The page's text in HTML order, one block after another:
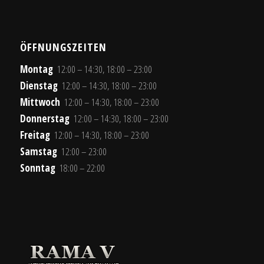
ÖFFNUNGSZEITEN
Montag 12:00 – 14:30, 18:00 – 23:00
Dienstag12:00 – 14:30, 18:00 – 23:00
Mittwoch 12:00 – 14:30, 18:00 – 23:00
Donnerstag12:00 – 14:30, 18:00 – 23:00
Freitag12:00 – 14:30, 18:00 – 23:00
Samstag12:00 – 23:00
Sonntag18:00 – 22:00